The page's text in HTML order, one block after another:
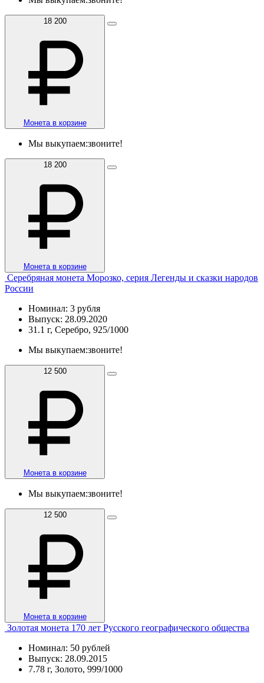
18 200
Монета в корзине
Мы выкупаем:звоните!
18 200
Монета в корзине
Серебряная монета Морозко, серия Легенды и сказки народов
России
Номинал: 3 рубля
Выпуск: 28.09.2020
31.1 г, Серебро, 925/1000
Мы выкупаем:звоните!
12 500
Монета в корзине
Мы выкупаем:звоните!
12 500
Монета в корзине
Золотая монета 170 лет Русского географического общества
Номинал: 50 рублей
Выпуск: 28.09.2015
7.78 г, Золото, 999/1000